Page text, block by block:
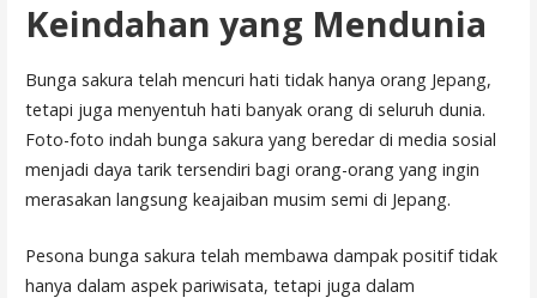
Keindahan yang Mendunia
Bunga sakura telah mencuri hati tidak hanya orang Jepang,
tetapi juga menyentuh hati banyak orang di seluruh dunia.
Foto-foto indah bunga sakura yang beredar di media sosial
menjadi daya tarik tersendiri bagi orang-orang yang ingin
merasakan langsung keajaiban musim semi di Jepang.
Pesona bunga sakura telah membawa dampak positif tidak
hanya dalam aspek pariwisata, tetapi juga dalam